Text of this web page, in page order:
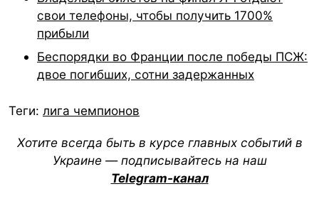
свои телефоны, чтобы получить 1700%
прибыли
Беспорядки во Франции после победы ПСЖ:
двое погибших, сотни задержанных
Теги: лига чемпионов
Хотите всегда быть в курсе главных событий в
Украине — подписывайтесь на наш
Telegram-канал